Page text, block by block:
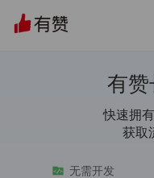
有
快速拥
获取
无需开发